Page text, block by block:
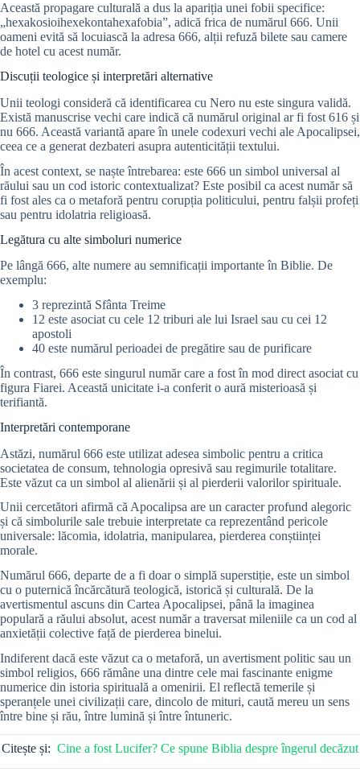
Această propagare culturală a dus la apariția unei fobii specifice:
„hexakosioihexekontahexafobia”, adică frica de numărul 666. Unii
oameni evită să locuiască la adresa 666, alții refuză bilete sau camere
de hotel cu acest număr.
Discuții teologice și interpretări alternative
Unii teologi consideră că identificarea cu Nero nu este singura validă.
Există manuscrise vechi care indică că numărul original ar fi fost 616 și
nu 666. Această variantă apare în unele codexuri vechi ale Apocalipsei,
ceea ce a generat dezbateri asupra autenticității textului.
În acest context, se naște întrebarea: este 666 un simbol universal al
răului sau un cod istoric contextualizat? Este posibil ca acest număr să
fi fost ales ca o metaforă pentru corupția politicului, pentru falșii profeți
sau pentru idolatria religioasă.
Legătura cu alte simboluri numerice
Pe lângă 666, alte numere au semnificații importante în Biblie. De
exemplu:
3 reprezintă Sfânta Treime
12 este asociat cu cele 12 triburi ale lui Israel sau cu cei 12
apostoli
40 este numărul perioadei de pregătire sau de purificare
În contrast, 666 este singurul număr care a fost în mod direct asociat cu
figura Fiarei. Această unicitate i-a conferit o aură misterioasă și
terifiantă.
Interpretări contemporane
Astăzi, numărul 666 este utilizat adesea simbolic pentru a critica
societatea de consum, tehnologia opresivă sau regimurile totalitare.
Este văzut ca un simbol al alienării și al pierderii valorilor spirituale.
Unii cercetători afirmă că Apocalipsa are un caracter profund alegoric
și că simbolurile sale trebuie interpretate ca reprezentând pericole
universale: lăcomia, idolatria, manipularea, pierderea conștiinței
morale.
Numărul 666, departe de a fi doar o simplă superstiție, este un simbol
cu o puternică încărcătură teologică, istorică și culturală. De la
avertismentul ascuns din Cartea Apocalipsei, până la imaginea
populară a răului absolut, acest număr a traversat mileniile ca un cod al
anxietății colective față de pierderea binelui.
Indiferent dacă este văzut ca o metaforă, un avertisment politic sau un
simbol religios, 666 rămâne una dintre cele mai fascinante enigme
numerice din istoria spirituală a omenirii. El reflectă temerile și
speranțele unei civilizații care, dincolo de mituri, caută mereu un sens
între bine și rău, între lumină și între întuneric.
Citește și: Cine a fost Lucifer? Ce spune Biblia despre îngerul decăzut